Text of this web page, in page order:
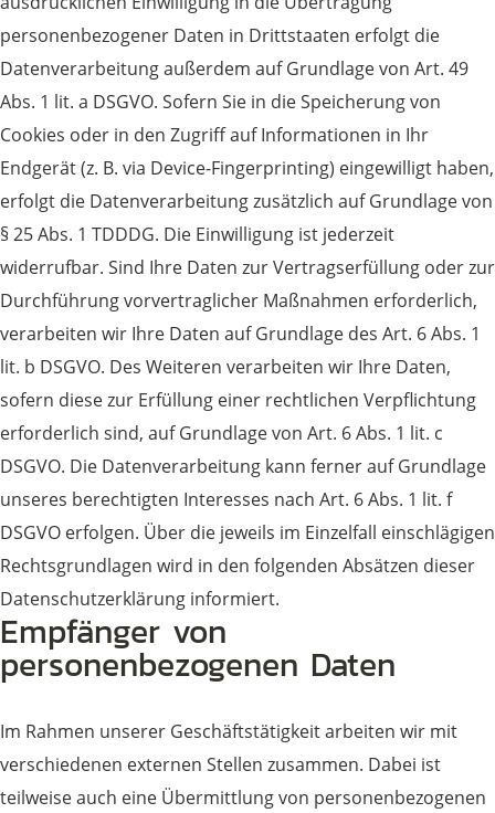
personenbezogener Daten in Drittstaaten erfolgt die
Datenverarbeitung außerdem auf Grundlage von Art. 49
Abs. 1 lit. a DSGVO. Sofern Sie in die Speicherung von
Cookies oder in den Zugriff auf Informationen in Ihr
Endgerät (z. B. via Device-Fingerprinting) eingewilligt haben,
erfolgt die Datenverarbeitung zusätzlich auf Grundlage von
§ 25 Abs. 1 TDDDG. Die Einwilligung ist jederzeit
widerrufbar. Sind Ihre Daten zur Vertragserfüllung oder zur
Durchführung vorvertraglicher Maßnahmen erforderlich,
verarbeiten wir Ihre Daten auf Grundlage des Art. 6 Abs. 1
lit. b DSGVO. Des Weiteren verarbeiten wir Ihre Daten,
sofern diese zur Erfüllung einer rechtlichen Verpflichtung
erforderlich sind, auf Grundlage von Art. 6 Abs. 1 lit. c
DSGVO. Die Datenverarbeitung kann ferner auf Grundlage
unseres berechtigten Interesses nach Art. 6 Abs. 1 lit. f
DSGVO erfolgen. Über die jeweils im Einzelfall einschlägigen
Rechtsgrundlagen wird in den folgenden Absätzen dieser
Datenschutzerklärung informiert.
Empfänger von
personenbezogenen Daten
Im Rahmen unserer Geschäftstätigkeit arbeiten wir mit
verschiedenen externen Stellen zusammen. Dabei ist
teilweise auch eine Übermittlung von personenbezogenen